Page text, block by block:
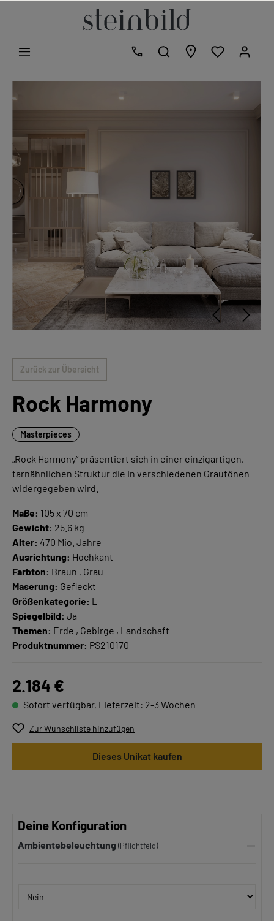
Zurück zur Übersicht
Rock Harmony
Masterpieces
„Rock Harmony“ präsentiert sich in einer einzigartigen,
tarnähnlichen Struktur die in verschiedenen Grautönen
widergegeben wird.
Maße: 105 x 70 cm
Gewicht: 25.6 kg
Alter: 470 Mio. Jahre
Ausrichtung: Hochkant
Farbton: Braun , Grau
Maserung: Gefleckt
Größenkategorie: L
Spiegelbild: Ja
Themen: Erde , Gebirge , Landschaft
Produktnummer: PS210170
2.184 €
Sofort verfügbar, Lieferzeit: 2-3 Wochen
Zur Wunschliste hinzufügen
Dieses Unikat kaufen
Deine Konfiguration
Ambientebeleuchtung (Pflichtfeld)